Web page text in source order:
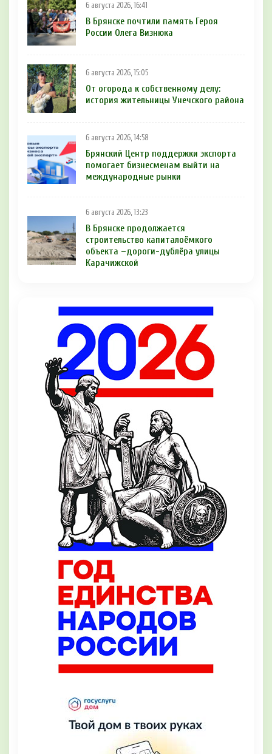
6 августа 2026, 16:41
В Брянске почтили память Героя
России Олега Визнюка
6 августа 2026, 15:05
От огорода к собственному делу:
история жительницы Унечского района
6 августа 2026, 14:58
Брянский Центр поддержки экспорта
помогает бизнесменам выйти на
международные рынки
6 августа 2026, 13:23
В Брянске продолжается
строительство капиталоёмкого
объекта –дороги-дублёра улицы
Карачижской